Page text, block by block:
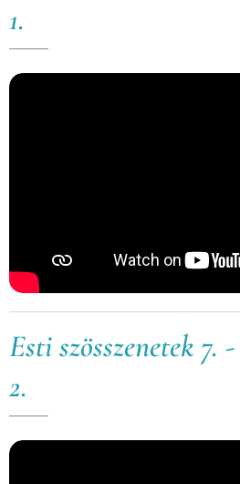
1.
Esti szösszenetek 7.
2.